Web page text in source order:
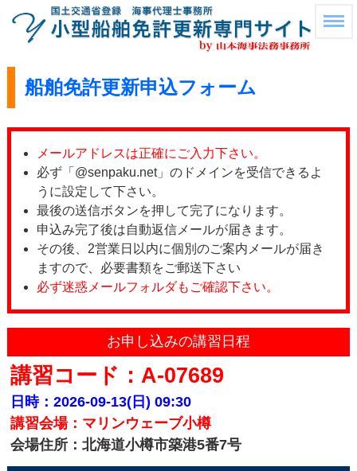
船舶免許更新申込フォーム
メールアドレスは正確にご入力下さい。
必ず「@senpaku.net」のドメインを受信できるよ
うに設定して下さい。
最後の送信ボタンを押して完了になります。
申込み完了後は自動返信メールが届きます。
その後、2営業日以内に個別のご案内メールが届き
ますので、必要書類をご郵送下さい
必ず迷惑メールフォルダもご確認下さい。
お申し込みの講習日程
講習コード：A-07689
日時：2026-09-13(日) 09:30
講習会場：マリンウェーブ小樽
会場住所：北海道小樽市築港5番7号